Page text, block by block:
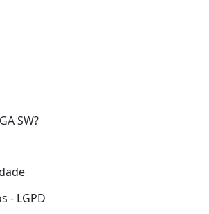
SW?
- LGPD